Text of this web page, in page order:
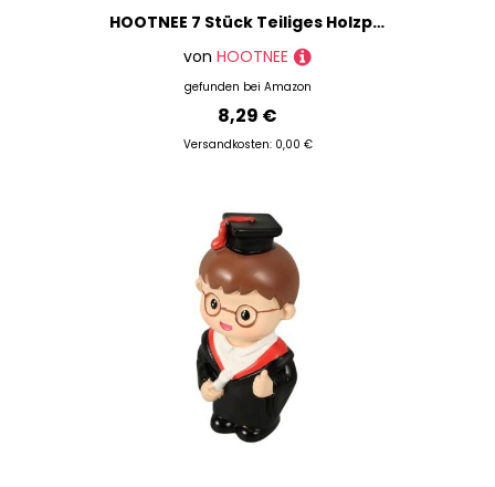
HOOTNEE 7 Stück Teiliges Holzpfeifen mit Cartoon Tieren und Vögeln Pädagogisches Musikinstrument für Fördert Rhythmusgefühl und Musikalische Entwicklung Farbenfrohe Zufällige Farbe
von HOOTNEE
gefunden bei Amazon
8,29 €
Versandkosten: 0,00 €